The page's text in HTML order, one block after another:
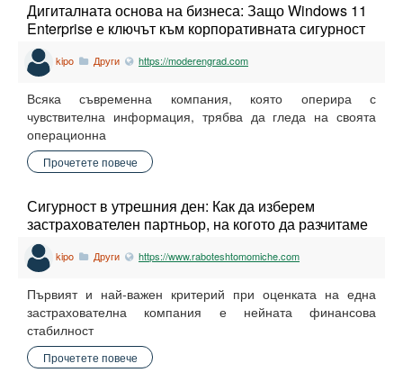
Дигиталната основа на бизнеса: Защо Windows 11
Enterprise е ключът към корпоративната сигурност
kipo Други https://moderengrad.com
Всяка съвременна компания, която оперира с
чувствителна информация, трябва да гледа на своята
операционна
Прочетете повече
Сигурност в утрешния ден: Как да изберем
застрахователен партньор, на когото да разчитаме
kipo Други https://www.raboteshtomomiche.com
Първият и най-важен критерий при оценката на една
застрахователна компания е нейната финансова
стабилност
Прочетете повече